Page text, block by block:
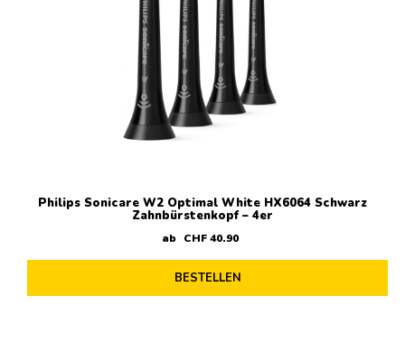
Philips Sonicare W2 Optimal White HX6064 Schwarz
Zahnbürstenkopf – 4er
ab CHF40.90
BESTELLEN